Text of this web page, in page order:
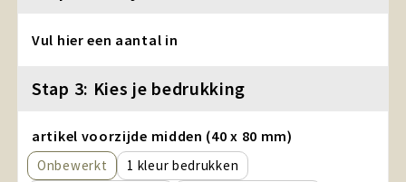
Vul hier een aantal in
Stap 3: Kies je bedrukking
artikel voorzijde midden (40 x 80 mm)
Onbewerkt
1